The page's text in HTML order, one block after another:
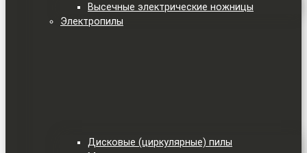
Высечные электрические ножницы
Электропилы
Дисковые (циркулярные) пилы